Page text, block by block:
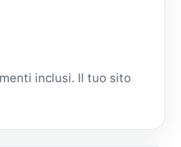
inclusi. Il tuo sito